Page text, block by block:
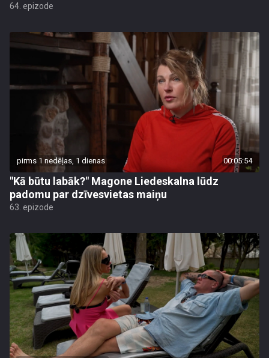
64. epizode
pirms 1 nedēļas, 1 dienas 00:05:54
"Kā būtu labāk?" Magone Liedeskalna lūdz
padomu par dzīvesvietas maiņu
63. epizode